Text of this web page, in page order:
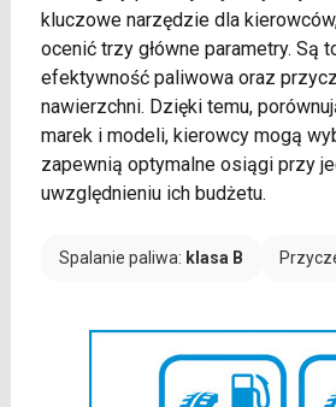
kluczowe narzędzie dla
ocenić trzy główne parametry. Są
efektywność paliwowa oraz
nawierzchni. Dzięki temu,
marek i modeli, kierowcy mogą
zapewnią optymalne osiągi przy
uwzględnieniu ich budżetu.
Spalanie paliwa: klasa B